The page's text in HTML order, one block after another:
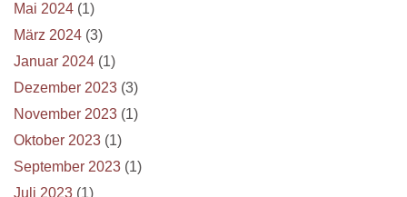
Mai 2024 (1)
März 2024 (3)
Januar 2024 (1)
Dezember 2023 (3)
November 2023 (1)
Oktober 2023 (1)
September 2023 (1)
Juli 2023 (1)